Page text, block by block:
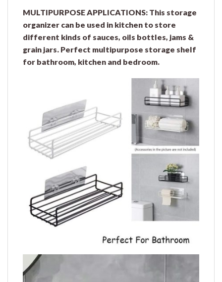
MULTIPURPOSE APPLICATIONS: This storage
organizer can be used in kitchen to store
different kinds of sauces, oils bottles, jams &
grain jars. Perfect multipurpose storage shelf
for bathroom, kitchen and bedroom.